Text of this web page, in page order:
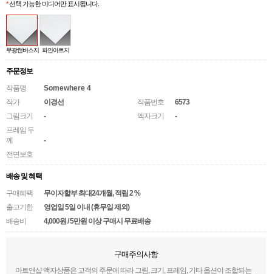
*선택 가능한 미디어만 표시됩니다.
무광캔버스지 파인아트지
주문정보
작품명
Somewhere 4
작가
이경선 작품번호
6573
그림크기
- 액자크기
-
프레임 두
께
-
전면보호
배송 및 혜택
구매혜택
무이자할부 최대24개월, 적립 2 %
출고기한
영업일 5일 이내 (휴무일 제외)
배송비
4,000원 / 5만원 이상 구매시 무료배송
구매주의사항
아트앤샵 액자상품은 고객의 주문에 따라 그림, 크기, 프레임, 기타 옵션이 조합되는